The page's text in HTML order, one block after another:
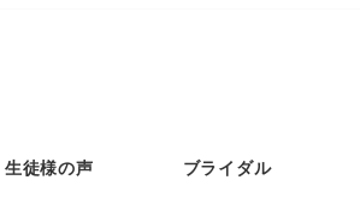
生徒様の声 ブライダル